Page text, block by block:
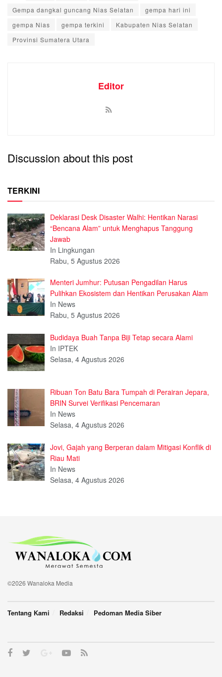
Gempa dangkal guncang Nias Selatan
gempa hari ini
gempa Nias
gempa terkini
Kabupaten Nias Selatan
Provinsi Sumatera Utara
Editor
Discussion about this post
TERKINI
Deklarasi Desk Disaster Walhi: Hentikan Narasi
“Bencana Alam” untuk Menghapus Tanggung
Jawab
In Lingkungan
Rabu, 5 Agustus 2026
Menteri Jumhur: Putusan Pengadilan Harus
Pulihkan Ekosistem dan Hentikan Perusakan Alam
In News
Rabu, 5 Agustus 2026
Budidaya Buah Tanpa Biji Tetap secara Alami
In IPTEK
Selasa, 4 Agustus 2026
Ribuan Ton Batu Bara Tumpah di Perairan Jepara,
BRIN Survei Verifikasi Pencemaran
In News
Selasa, 4 Agustus 2026
Jovi, Gajah yang Berperan dalam Mitigasi Konflik di
Riau Mati
In News
Selasa, 4 Agustus 2026
©2026 Wanaloka Media
Tentang Kami Redaksi Pedoman Media Siber